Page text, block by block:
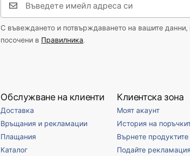
С въвеждането и потвърждаването на вашите данни,
посочени в Правилника.
Обслужване на клиенти
Доставка
Връщания и рекламации
Плащания
Каталог
Клиентска зона
Моят акаунт
История на
Върнете продуктите
Подайте рекламация